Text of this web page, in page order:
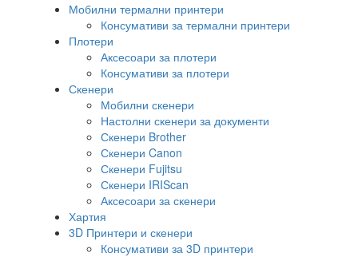
Мобилни термални принтери
Консумативи за термални принтери
Плотери
Аксесоари за плотери
Консумативи за плотери
Скенери
Мобилни скенери
Настолни скенери за документи
Скенери Brother
Скенери Canon
Скенери Fujitsu
Скенери IRIScan
Аксесоари за скенери
Хартия
3D Принтери и скенери
Консумативи за 3D принтери